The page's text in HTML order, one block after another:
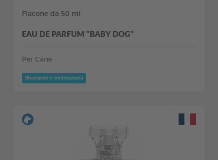
Flacone da 50 ml
EAU DE PARFUM "BABY DOG"
Per Cane
Shampoo e toelettatura